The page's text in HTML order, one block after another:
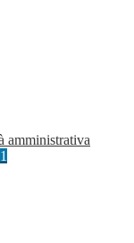
amministrativa
1